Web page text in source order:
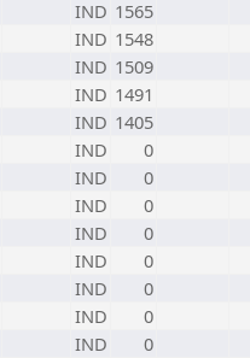
IND 1565
IND 1548
IND 1509
IND 1491
IND 1405
IND
0
IND
0
IND
0
IND
0
IND
0
IND
0
IND
0
IND
0